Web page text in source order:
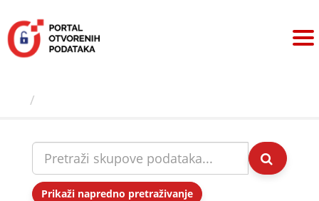
sadržaj
Prikaži napredno pretraživanje